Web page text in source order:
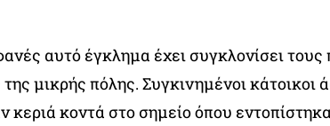
αυτό έγκλημα έχει συγκλονίσει τους
μικρής πόλης. Συγκινημένοι κάτοικοι
κεριά κοντά στο σημείο όπου